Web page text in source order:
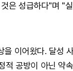
은 성급하다"며 "
이어왔다. 달성
공방이 아닌 약